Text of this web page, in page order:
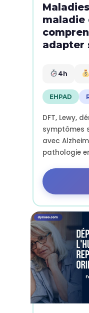
maladie
adapter
4h
EHPAD
DFT, Lewy,
symptômes
avec
pathologie